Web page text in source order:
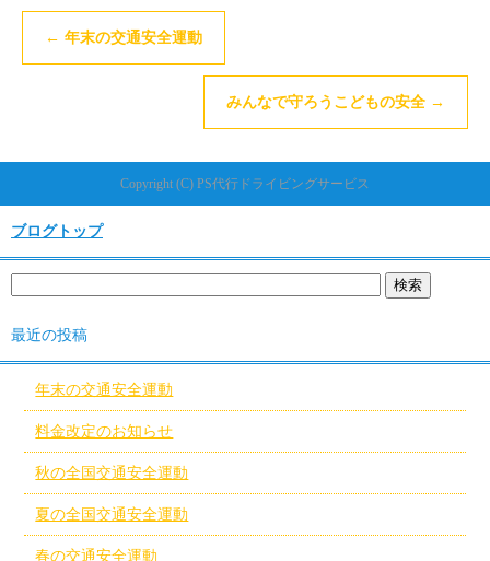
← 年末の交通安全運動
みんなで守ろうこどもの安全 →
Copyright (C) PS代行ドライビングサービス
ブログトップ
最近の投稿
年末の交通安全運動
料金改定のお知らせ
秋の全国交通安全運動
夏の全国交通安全運動
春の交通安全運動